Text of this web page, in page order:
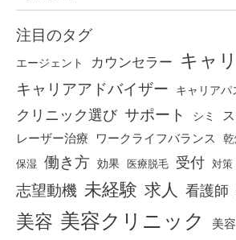
注目のタグ
エージェント カウンセラー キャ
キャリアアドバイザー キャリアパ
クリニック選び サポート シミ
レーザー治療 ワークライフバランス
保湿 働き方 効果 医療脱毛 受付 対策
志望動機 未経験 求人 看護師
美容 美容クリニック 美